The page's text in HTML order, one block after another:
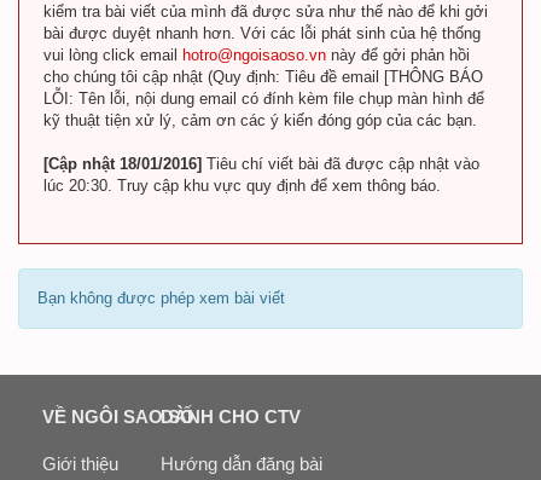
kiểm tra bài viết của mình đã được sửa như thế nào để khi gởi
bài được duyệt nhanh hơn. Với các lỗi phát sinh của hệ thống
vui lòng click email
hotro@ngoisaoso.vn này để gởi phản hồi
cho chúng tôi cập nhật (Quy định: Tiêu đề email [THÔNG BÁO
LỖI: Tên lỗi, nội dung email có đính kèm file chụp màn hình để
kỹ thuật tiện xử lý, cảm ơn các ý kiến đóng góp của các bạn.
[Cập nhật 18/01/2016] Tiêu chí viết bài đã được cập nhật vào
lúc 20:30. Truy cập khu vực quy định để xem thông báo.
Bạn không được phép xem bài viết
VỀ NGÔI SAO SỐ
Giới thiệu
DÀNH CHO CTV
Hướng dẫn đăng bài